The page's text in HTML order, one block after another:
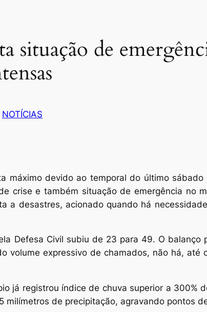
situação de
NOTÍCIAS
máximo devido ao temporal do último
crise e também situação de emergência no
a desastres, acionado quando há
Defesa Civil subiu de 23 para 49. O
volume expressivo de chamados, não há,
já registrou índice de chuva superior a 300%
milímetros de precipitação, agravando pontos